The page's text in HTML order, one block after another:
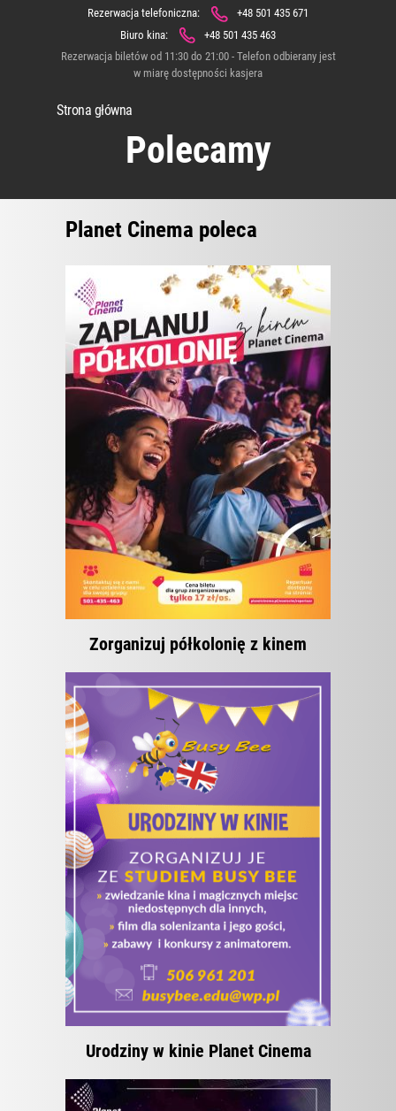
Rezerwacja telefoniczna:
+48 501 435 671
Biuro kina:
+48 501 435 463
Rezerwacja biletów od 11:30 do 21:00 - Telefon odbierany jest
w miarę dostępności kasjera
Strona główna
Polecamy
Planet Cinema poleca
Zorganizuj półkolonię z kinem
Urodziny w kinie Planet Cinema